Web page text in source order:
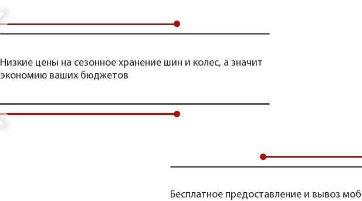
Низкие цены на сезонное хранение шин и колес, а значит
экономию ваших бюджетов
Бесплатное предоставление и вывоз